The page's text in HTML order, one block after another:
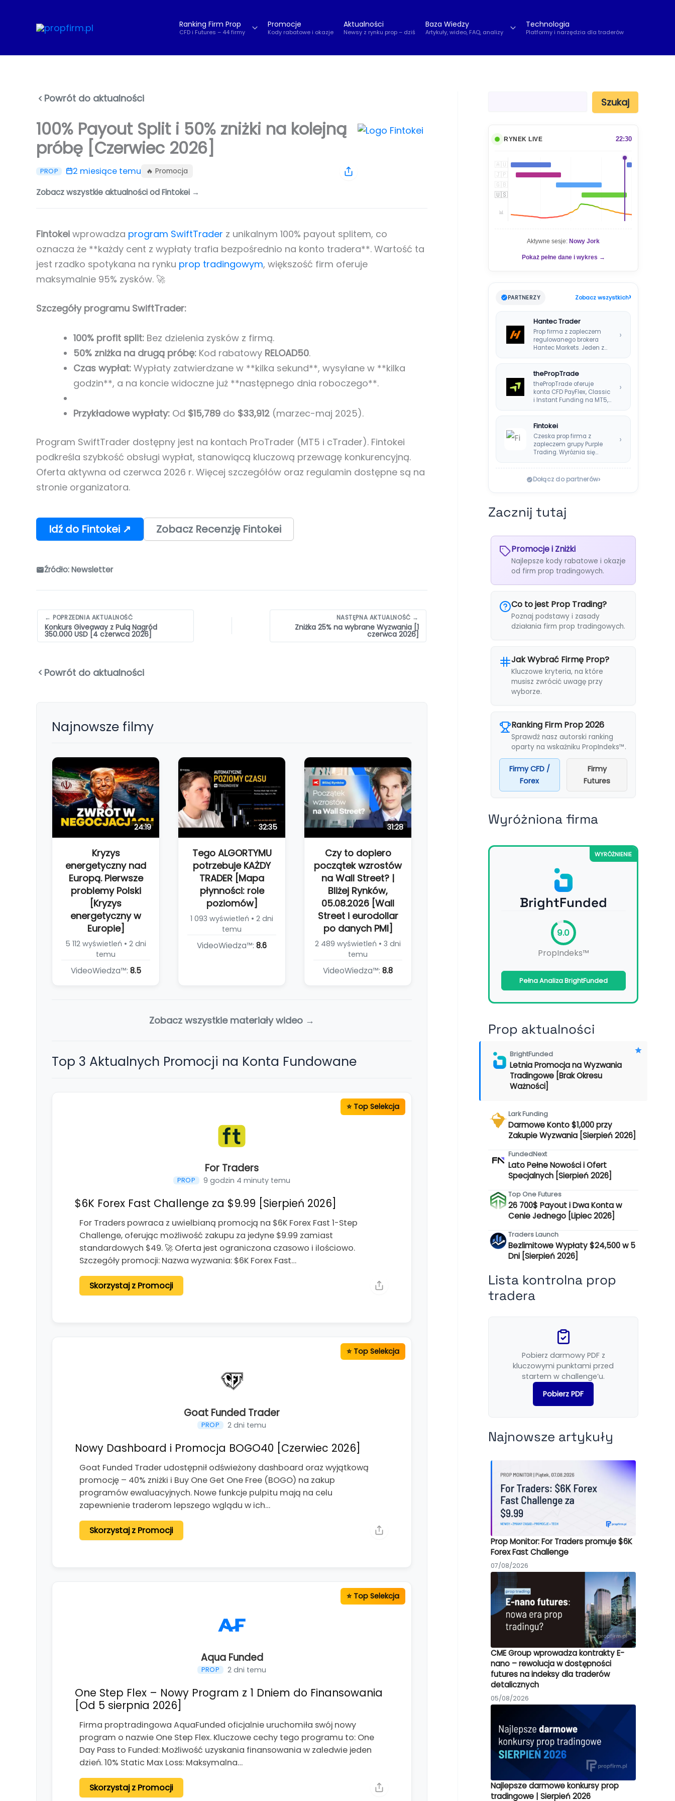
Ranking Firm Prop
CFD i Futures – 44 firmy
Promocje
Kody rabatowe i okazje
Aktualności
Newsy z rynku prop – dziś
Baza Wiedzy
Artykuły, wideo, FAQ, analizy
Technologia
Platformy i narzędzia dla traderów
Powrót do aktualności
100% Payout Split i 50% zniżki na kolejną
próbę [Czerwiec 2026]
PROP 2 miesiące temu 🔥 Promocja
Zobacz wszystkie aktualności od Fintokei →
Fintokei wprowadza program SwiftTrader z unikalnym 100% payout splitem, co
oznacza że **każdy cent z wypłaty trafia bezpośrednio na konto tradera**. Wartość ta
jest rzadko spotykana na rynku prop tradingowym, większość firm oferuje
maksymalnie 95% zysków. 🚀
Szczegóły programu SwiftTrader:
100% profit split: Bez dzielenia zysków z firmą.
50% zniżka na drugą próbę: Kod rabatowy RELOAD50.
Czas wypłat: Wypłaty zatwierdzane w **kilka sekund**, wysyłane w **kilka
godzin**, a na koncie widoczne już **następnego dnia roboczego**.
Przykładowe wypłaty: Od $15,789 do $33,912 (marzec-maj 2025).
Program SwiftTrader dostępny jest na kontach ProTrader (MT5 i cTrader). Fintokei
podkreśla szybkość obsługi wypłat, stanowiącą kluczową przewagę konkurencyjną.
Oferta aktywna od czerwca 2026 r. Więcej szczegółów oraz regulamin dostępne są na
stronie organizatora.
Idź do Fintokei ↗ Zobacz Recenzję Fintokei
Źródło: Newsletter
Nawigacja
wpisów
← POPRZEDNIA AKTUALNOŚĆ
Konkurs Giveaway z Pulą Nagród
350.000 USD [4 czerwca 2026]
NASTĘPNA AKTUALNOŚĆ →
Zniżka 25% na wybrane Wyzwania [1
czerwca 2026]
Powrót do aktualności
Najnowsze filmy
24:19
Kryzys
energetyczny nad
Europą. Pierwsze
problemy Polski
[Kryzys
energetyczny w
Europie]
5 112 wyświetleń • 2 dni
temu
VideoWiedza™: 8.5
32:35
Tego ALGORTYMU
potrzebuje KAŻDY
TRADER [Mapa
płynności: role
poziomów]
1 093 wyświetleń • 2 dni
temu
VideoWiedza™: 8.6
31:28
Czy to dopiero
początek wzrostów
na Wall Street? |
Bliżej Rynków,
05.08.2026 [Wall
Street i eurodollar
po danych PMI]
2 489 wyświetleń • 3 dni
temu
VideoWiedza™: 8.8
Zobacz wszystkie materiały wideo →
Top 3 Aktualnych Promocji na Konta Fundowane
For Traders
PROP 9 godzin 4 minuty temu
$6K Forex Fast Challenge za $9.99 [Sierpień 2026]
For Traders powraca z uwielbianą promocją na $6K Forex Fast 1-Step
Challenge, oferując możliwość zakupu za jedyne $9.99 zamiast
standardowych $49. 🚀 Oferta jest ograniczona czasowo i ilościowo.
Szczegóły promocji: Nazwa wyzwania: $6K Forex Fast…
Skorzystaj z Promocji
Goat Funded Trader
PROP 2 dni temu
Nowy Dashboard i Promocja BOGO40 [Czerwiec 2026]
Goat Funded Trader udostępnił odświeżony dashboard oraz wyjątkową
promocję – 40% zniżki i Buy One Get One Free (BOGO) na zakup
programów ewaluacyjnych. Nowe funkcje pulpitu mają na celu
zapewnienie traderom lepszego wglądu w ich…
Skorzystaj z Promocji
Aqua Funded
PROP 2 dni temu
One Step Flex – Nowy Program z 1 Dniem do Finansowania
[Od 5 sierpnia 2026]
Firma proptradingowa AquaFunded oficjalnie uruchomiła swój nowy
program o nazwie One Step Flex. Kluczowe cechy tego programu to: One
Day Pass to Funded: Możliwość uzyskania finansowania w zaledwie jeden
dzień. 10% Static Max Loss: Maksymalna…
Skorzystaj z Promocji
Szukaj
RYNEK LIVE 22:30
🇦🇺
🇯🇵
🇬🇧
🇺🇸
📊
Aktywne sesje: Nowy Jork
Pokaż pełne dane i wykres →
PARTNERZY Zobacz wszystkich›
Hantec Trader
Prop firma z zapleczem
regulowanego brokera
Hantec Markets. Jeden z
wyborów dla polskich…
›
thePropTrade
thePropTrade oferuje
konta CFD PayFlex, Classic
i Instant Funding na MT5,
›
Fintokei
Czeska prop firma z
zapleczem grupy Purple
Trading. Wyróżnia się
Payouts, wypłatami…
›
Dołącz do partnerów›
Zacznij tutaj
Promocje i Zniżki
Najlepsze kody rabatowe i okazje
od firm prop tradingowych.
Co to jest Prop Trading?
Poznaj podstawy i zasady
działania firm prop tradingowych.
Jak Wybrać Firmę Prop?
Kluczowe kryteria, na które
musisz zwrócić uwagę przy
wyborze.
Ranking Firm Prop 2026
Sprawdź nasz autorski ranking
oparty na wskaźniku PropIndeks™.
Firmy CFD /
Forex
Firmy
Futures
Wyróżniona firma
WYRÓŻNIENIE
BrightFunded
9.0
PropIndeks™
Pełna Analiza BrightFunded
Prop aktualności
BrightFunded
Letnia Promocja na Wyzwania
Tradingowe [Brak Okresu
Ważności]
Lark Funding
Darmowe Konto $1,000 przy
Zakupie Wyzwania [Sierpień 2026]
FundedNext
Lato Pełne Nowości i Ofert
Specjalnych [Sierpień 2026]
Top One Futures
26 700$ Payout i Dwa Konta w
Cenie Jednego [Lipiec 2026]
Traders Launch
Bezlimitowe Wypłaty $24,500 w 5
Dni [Sierpień 2026]
Lista kontrolna prop
tradera
Pobierz darmowy PDF z
kluczowymi punktami przed
startem w challenge’u.
Pobierz PDF
Najnowsze artykuły
Prop Monitor: For Traders promuje $6K
Forex Fast Challenge
07/08/2026
CME Group wprowadza kontrakty E-
nano – rewolucja w dostępności
futures na indeksy dla traderów
detalicznych
05/08/2026
Najlepsze darmowe konkursy prop
tradingowe | Sierpień 2026